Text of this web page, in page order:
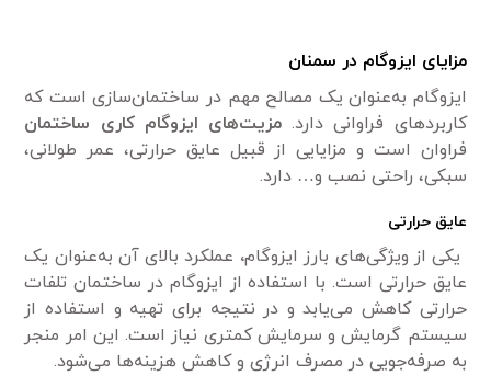
مزایای ایزوگام در سمنان
ایزوگام به‌عنوان یک مصالح مهم در ساختمان‌سازی است که
کاربردهای فراوانی دارد.مزیت‌های ایزوگام کاری ساختمان
فراوان است و مزایایی از قبیل عایق حرارتی، عمر طولانی،
سبکی، راحتی نصب و… دارد.
عایق حرارتی
یکی از ویژگی‌های بارز ایزوگام، عملکرد بالای آن به‌عنوان یک
عایق حرارتی است. با استفاده از ایزوگام در ساختمان تلفات
حرارتی کاهش می‌یابد و در نتیجه برای تهیه و استفاده از
سیستم گرمایش و سرمایش کمتری نیاز است. این امر منجر
به صرفه‌جویی در مصرف انرژی و کاهش هزینه‌ها می‌شود.